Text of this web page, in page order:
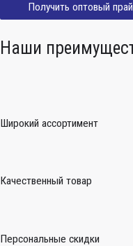
Получить оптовый
Наши
Широкий ассортимент
Качественный товар
Персональные скидки